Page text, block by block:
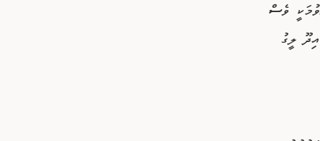
ވެސް
މަތިން ފޯކައިދޫ ލީގު